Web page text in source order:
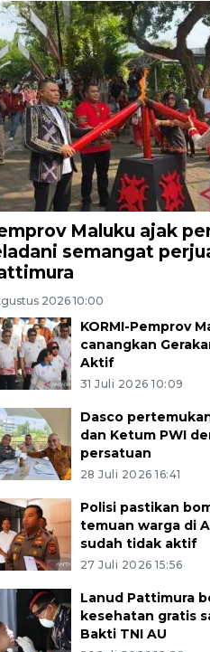
Maluku ajak
semangat
2026 10:00
KORMI-Pemprov
canangkan
Aktif
31 Juli 2026 10:09
Dasco
dan Ketum PWI
persatuan
28 Juli 2026 16:41
Polisi pastikan
temuan warga di
sudah tidak aktif
27 Juli 2026 15:56
Lanud Pattimura
kesehatan gratis
Bakti TNI AU